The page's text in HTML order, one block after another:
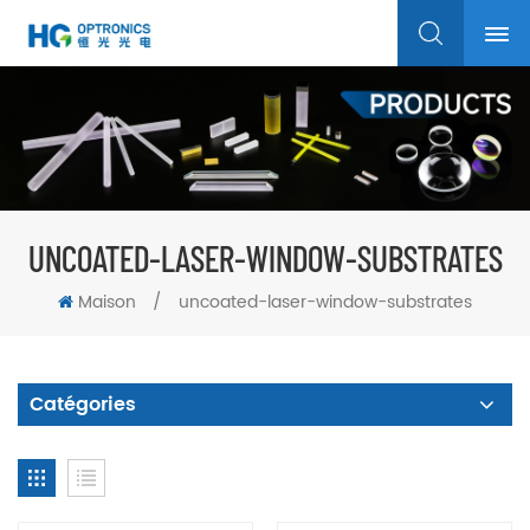
UNCOATED-LASER-WINDOW-SUBSTRATES
Maison / uncoated-laser-window-substrates
Catégories